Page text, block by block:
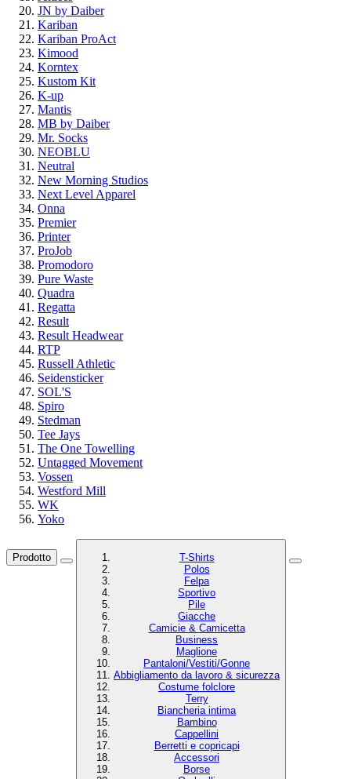
JN by Daiber
Kariban
Kariban ProAct
Kimood
Korntex
Kustom Kit
K-up
Mantis
MB by Daiber
Mr. Socks
NEOBLU
Neutral
New Morning Studios
Next Level Apparel
Onna
Premier
Printer
ProJob
Promodoro
Pure Waste
Quadra
Regatta
Result
Result Headwear
RTP
Russell Athletic
Seidensticker
SOL'S
Spiro
Stedman
Tee Jays
The One Towelling
Untagged Movement
Vossen
Westford Mill
WK
Yoko
Prodotto
T-Shirts
Polos
Felpa
Sportivo
Pile
Giacche
Camicie & Camicetta
Business
Maglione
Pantaloni/Vestiti/Gonne
Abbigliamento da lavoro & sicurezza
Costume folclore
Terry
Biancheria intima
Bambino
Cappellini
Berretti e copricapi
Accessori
Borse